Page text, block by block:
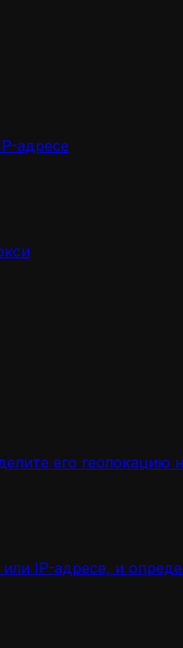
адресе
его геолокацию
IP-адресе, и